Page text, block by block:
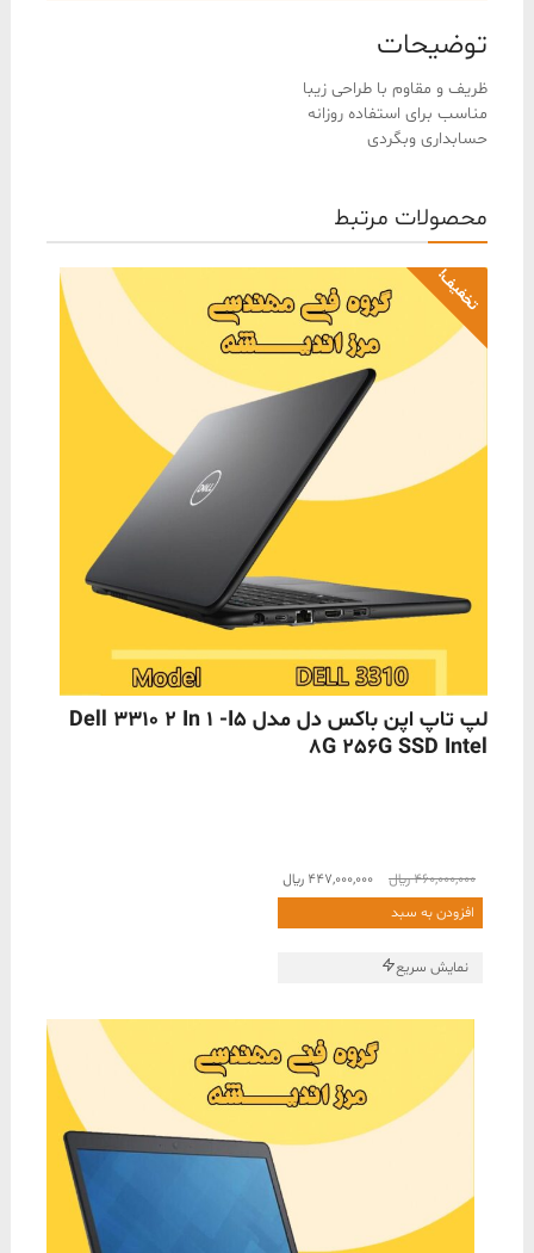
توضیحات
ظریف و مقاوم با طراحی زیبا
مناسب برای استفاده روزانه
حسابداری وبگردی
محصولات مرتبط
تخفیف!
لپ تاپ اپن باکس دل مدل Dell 3310 2 In 1 -i5
8G 256G SSD Intel
460,000,000﷼
قیمت
اصلی
447,000,000 ﷼قیمت
فعلی
افزودن به سبد
نمایش سریع